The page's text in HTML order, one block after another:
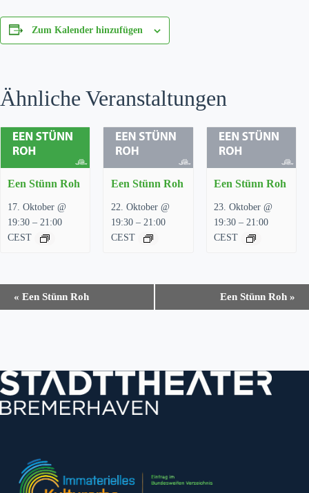
Zum Kalender hinzufügen
Ähnliche Veranstaltungen
Een Stünn Roh
17. Oktober @
19:30 – 21:00
CEST
Een Stünn Roh
22. Oktober @
19:30– 21:00
CEST
Een Stünn Roh
23. Oktober @
19:30– 21:00
CEST
a
l
t
u
« Een Stünn Roh Een Stünn Roh »